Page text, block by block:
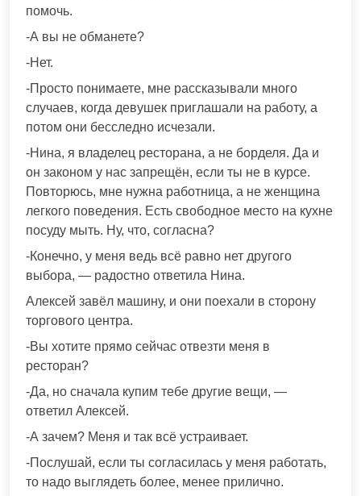
помочь.
-А вы не обманете?
-Нет.
-Просто понимаете, мне рассказывали много
случаев, когда девушек приглашали на работу, а
потом они бесследно исчезали.
-Нина, я владелец ресторана, а не борделя. Да и
он законом у нас запрещён, если ты не в курсе.
Повторюсь, мне нужна работница, а не женщина
легкого поведения. Есть свободное место на кухне
посуду мыть. Ну, что, согласна?
-Конечно, у меня ведь всё равно нет другого
выбора, — радостно ответила Нина.
Алексей завёл машину, и они поехали в сторону
торгового центра.
-Вы хотите прямо сейчас отвезти меня в
ресторан?
-Да, но сначала купим тебе другие вещи, —
ответил Алексей.
-А зачем? Меня и так всё устраивает.
-Послушай, если ты согласилась у меня работать,
то надо выглядеть более, менее прилично.